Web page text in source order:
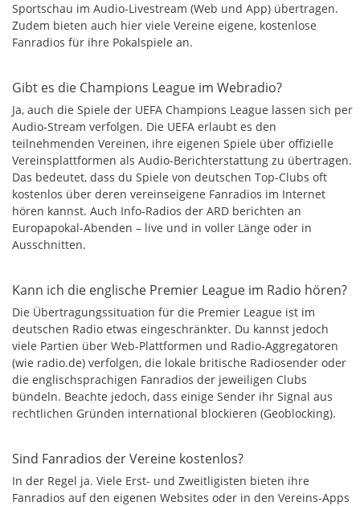
Sportschau im Audio-Livestream (Web und App) übertragen.
Zudem bieten auch hier viele Vereine eigene, kostenlose
Fanradios für ihre Pokalspiele an.
Gibt es die Champions League im Webradio?
Ja, auch die Spiele der UEFA Champions League lassen sich per
Audio-Stream verfolgen. Die UEFA erlaubt es den
teilnehmenden Vereinen, ihre eigenen Spiele über offizielle
Vereinsplattformen als Audio-Berichterstattung zu übertragen.
Das bedeutet, dass du Spiele von deutschen Top-Clubs oft
kostenlos über deren vereinseigene Fanradios im Internet
hören kannst. Auch Info-Radios der ARD berichten an
Europapokal-Abenden – live und in voller Länge oder in
Ausschnitten.
Kann ich die englische Premier League im Radio hören?
Die Übertragungssituation für die Premier League ist im
deutschen Radio etwas eingeschränkter. Du kannst jedoch
viele Partien über Web-Plattformen und Radio-Aggregatoren
(wie radio.de) verfolgen, die lokale britische Radiosender oder
die englischsprachigen Fanradios der jeweiligen Clubs
bündeln. Beachte jedoch, dass einige Sender ihr Signal aus
rechtlichen Gründen international blockieren (Geoblocking).
Sind Fanradios der Vereine kostenlos?
In der Regel ja. Viele Erst- und Zweitligisten bieten ihre
Fanradios auf den eigenen Websites oder in den Vereins-Apps